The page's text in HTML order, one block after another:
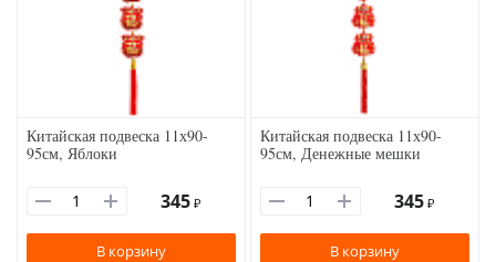
Китайская подвеска 11х90-
95см, Яблоки
345 ₽
В корзину
Китайская подвеска 11х90-
95см, Денежные мешки
345 ₽
В корзину